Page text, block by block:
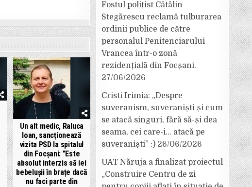
Un alt medic, Raluca
Ioan, sancționează
vizita PSD la spitalul
din Focșani: ”Este
absolut interzis să iei
bebelușii în brațe dacă
nu faci parte din
Fostul polițist Cătălin
Stegărescu reclamă tulburarea
ordinii publice de către
personalul Penitenciarului
Vrancea într-o zonă
rezidențială din Focșani.
27/06/2026
Cristi Irimia: „Despre
suveranism, suveraniști și cum
se atacă singuri, fără să-și dea
seama, cei care-i… atacă pe
suveraniști” :) 26/06/2026
UAT Năruja a finalizat proiectul
„Construire Centru de zi